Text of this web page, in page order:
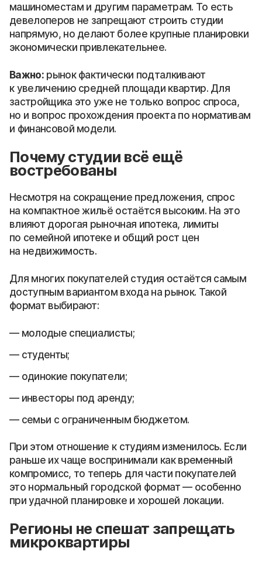
машиноместам и другим параметрам. То есть
девелоперов не запрещают строить студии
напрямую, но делают более крупные планировки
экономически привлекательнее.
Важно:рынок фактически подталкивают
к увеличению средней площади квартир. Для
застройщика это уже не только вопрос спроса,
но и вопрос прохождения проекта по нормативам
и финансовой модели.
Почему студии всё ещё
востребованы
Несмотря на сокращение предложения, спрос
на компактное жильё остаётся высоким. На это
влияют дорогая рыночная ипотека, лимиты
по семейной ипотеке и общий рост цен
на недвижимость.
Для многих покупателей студия остаётся самым
доступным вариантом входа на рынок. Такой
формат выбирают:
молодые специалисты;
студенты;
одинокие покупатели;
инвесторы под аренду;
семьи с ограниченным бюджетом.
При этом отношение к студиям изменилось. Если
раньше их чаще воспринимали как временный
компромисс, то теперь для части покупателей
это нормальный городской формат — особенно
при удачной планировке и хорошей локации.
Регионы не спешат запрещать
микроквартиры